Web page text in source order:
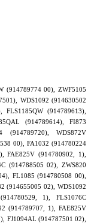
(914789774 00), ZWF5105
WDS1092 (914630502
(914789613),
(914789614), FI873
(914789720), WDS872V
00), FA1032 (914780224
FAE825V (914780902, 1),
(914788505 02), ZWS820
FL1085 (914780508 00),
(914655005 02), WDS1092
1), FLS1076C
(914789707, 1), FAE825V
FJ1094AL (914787501 02),